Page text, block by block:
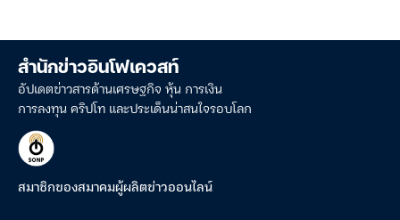
สำนักข่าวอินโฟเควสท์
อัปเดตข่าวสารด้านเศรษฐกิจ หุ้น การเงิน
การลงทุน คริปโท และประเด็นน่าสนใจรอบโลก
สมาชิกของสมาคมผู้ผลิตข่าวออนไลน์